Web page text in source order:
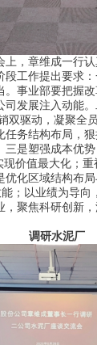
，章维成一行认
工作提出要求：
事业部要把握
发展注入动能。
双驱动，凝聚全
务结构布局，
三是塑强成本优势
价值最大化；
优化区域结构布
；以业绩为导
，聚焦科研创新
调研水泥厂